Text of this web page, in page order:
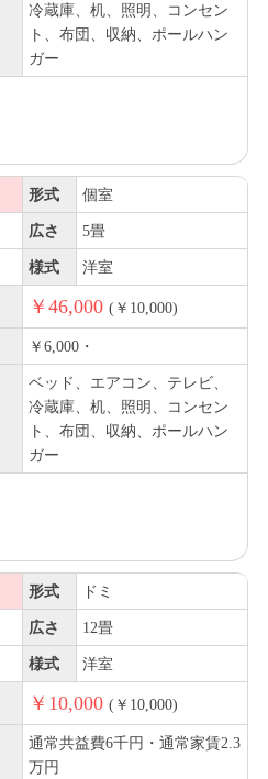
冷蔵庫、机、照明、コンセン
ト、布団、収納、ポールハン
ガー
形式 個室
広さ 5畳
様式 洋室
￥46,000 (￥10,000)
￥6,000・
ベッド、エアコン、テレビ、
冷蔵庫、机、照明、コンセン
ト、布団、収納、ポールハン
ガー
形式 ドミ
広さ 12畳
様式 洋室
￥10,000 (￥10,000)
通常共益費6千円・通常家賃2.3
万円